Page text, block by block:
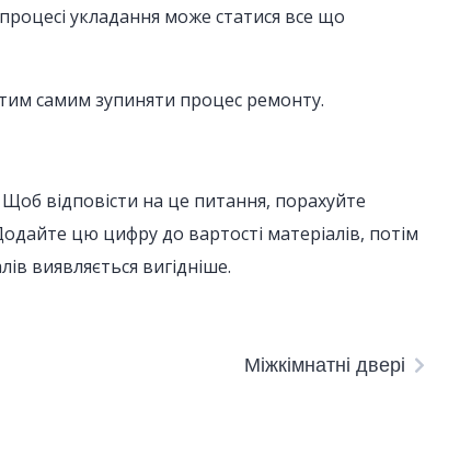
укладання може статися все що
самим зупиняти процес ремонту.
відповісти на це питання, порахуйте
цю цифру до вартості матеріалів, потім
виявляється вигідніше.
Міжкімнатні двері